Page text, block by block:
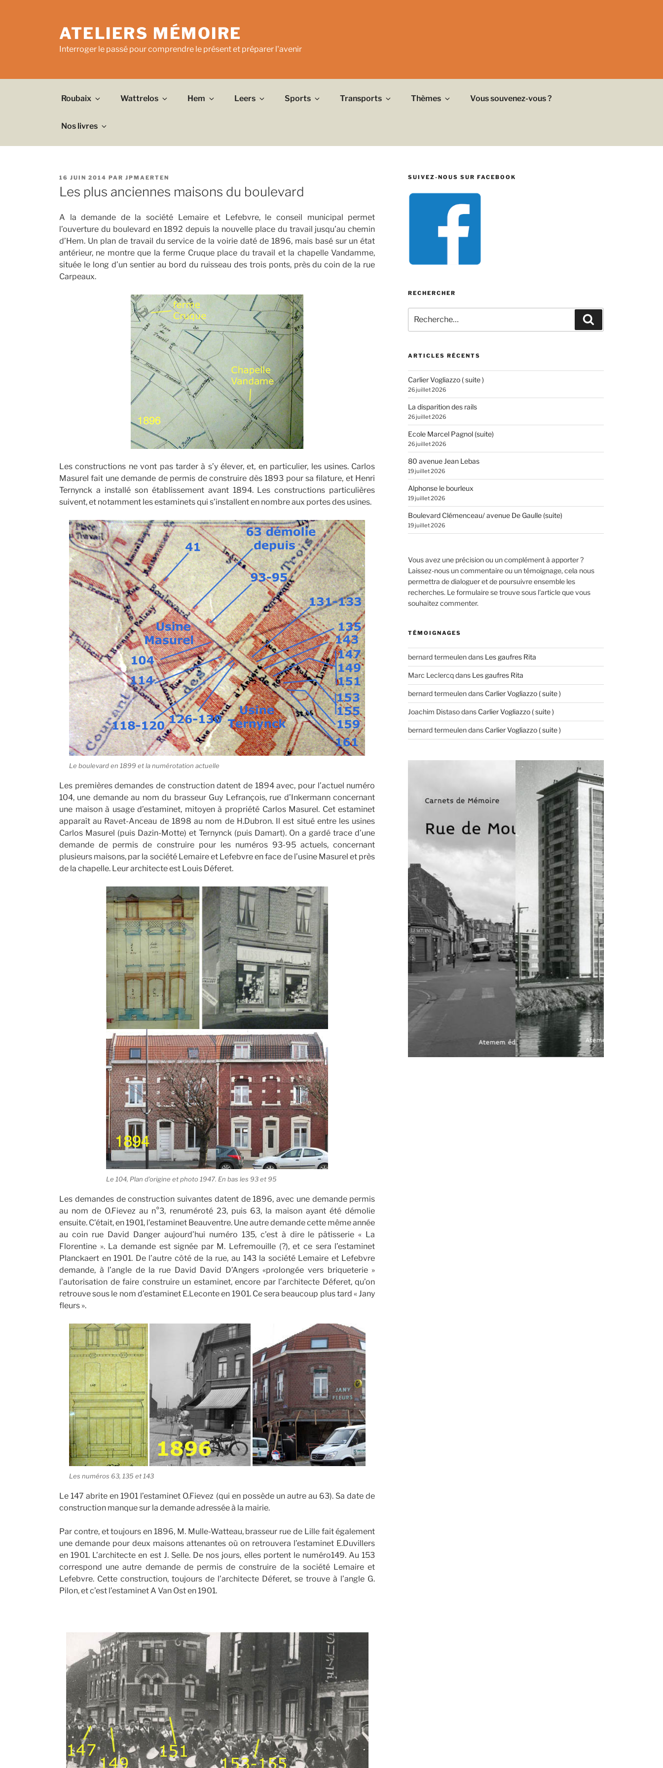
ATELIERS MÉMOIRE
Interroger le passé pour comprendre le présent et préparer l'avenir
Roubaix Wattrelos Hem Leers Sports Transports Thèmes Vous souvenez-vous ?
Nos livres
PUBLIÉ
LE
16 JUIN 2014 PAR JPMAERTEN
Les plus anciennes maisons du boulevard
A la demande de la société Lemaire et Lefebvre, le conseil municipal permet
l’ouverture du boulevard en 1892 depuis la nouvelle place du travail jusqu’au chemin
d’Hem. Un plan de travail du service de la voirie daté de 1896, mais basé sur un état
antérieur, ne montre que la ferme Cruque place du travail et la chapelle Vandamme,
située le long d’un sentier au bord du ruisseau des trois ponts, près du coin de la rue
Carpeaux.
Les constructions ne vont pas tarder à s’y élever, et, en particulier, les usines. Carlos
Masurel fait une demande de permis de construire dès 1893 pour sa filature, et Henri
Ternynck a installé son établissement avant 1894. Les constructions particulières
suivent, et notamment les estaminets qui s’installent en nombre aux portes des usines.
Le boulevard en 1899 et la numérotation actuelle
Les premières demandes de construction datent de 1894 avec, pour l’actuel numéro
104, une demande au nom du brasseur Guy Lefrançois, rue d’Inkermann concernant
une maison à usage d’estaminet, mitoyen à propriété Carlos Masurel. Cet estaminet
apparaît au Ravet-Anceau de 1898 au nom de H.Dubron. Il est situé entre les usines
Carlos Masurel (puis Dazin-Motte) et Ternynck (puis Damart). On a gardé trace d’une
demande de permis de construire pour les numéros 93-95 actuels, concernant
plusieurs maisons, par la société Lemaire et Lefebvre en face de l’usine Masurel et près
de la chapelle. Leur architecte est Louis Déferet.
Le 104, Plan d’origine et photo 1947. En bas les 93 et 95
Les demandes de construction suivantes datent de 1896, avec une demande permis
au nom de O.Fievez au n°3, renuméroté 23, puis 63, la maison ayant été démolie
ensuite. C’était, en 1901, l’estaminet Beauventre. Une autre demande cette même année
au coin rue David Danger aujourd’hui numéro 135, c’est à dire le pâtisserie « La
Florentine ». La demande est signée par M. Lefremouille (?), et ce sera l’estaminet
Planckaert en 1901. De l’autre côté de la rue, au 143 la société Lemaire et Lefebvre
demande, à l’angle de la rue David David D’Angers «prolongée vers briqueterie »
l’autorisation de faire construire un estaminet, encore par l’architecte Déferet, qu’on
retrouve sous le nom d’estaminet E.Leconte en 1901. Ce sera beaucoup plus tard « Jany
fleurs ».
Les numéros 63, 135 et 143
Le 147 abrite en 1901 l’estaminet O.Fievez (qui en possède un autre au 63). Sa date de
construction manque sur la demande adressée à la mairie.
Par contre, et toujours en 1896, M. Mulle-Watteau, brasseur rue de Lille fait également
une demande pour deux maisons attenantes où on retrouvera l’estaminet E.Duvillers
en 1901. L’architecte en est J. Selle. De nos jours, elles portent le numéro149. Au 153
correspond une autre demande de permis de construire de la société Lemaire et
Lefebvre. Cette construction, toujours de l’architecte Déferet, se trouve à l’angle G.
Pilon, et c’est l’estaminet A Van Ost en 1901.
SUIVEZ-NOUS SUR FACEBOOK
RECHERCHER
pour
:
ARTICLES RÉCENTS
Carlier Vogliazzo ( suite )
26 juillet 2026
La disparition des rails
26 juillet 2026
Ecole Marcel Pagnol (suite)
26 juillet 2026
80 avenue Jean Lebas
19 juillet 2026
Alphonse le bourleux
19 juillet 2026
Boulevard Clémenceau/ avenue De Gaulle (suite)
19 juillet 2026
Vous avez une précision ou un complément à apporter ?
Laissez-nous un commentaire ou un témoignage, cela nous
permettra de dialoguer et de poursuivre ensemble les
recherches. Le formulaire se trouve sous l'article que vous
souhaitez commenter.
TÉMOIGNAGES
bernard termeulendans Les gaufres Rita
Marc Leclercqdans Les gaufres Rita
bernard termeulendans Carlier Vogliazzo ( suite )
Joachim Distasodans Carlier Vogliazzo ( suite )
bernard termeulendans Carlier Vogliazzo ( suite )